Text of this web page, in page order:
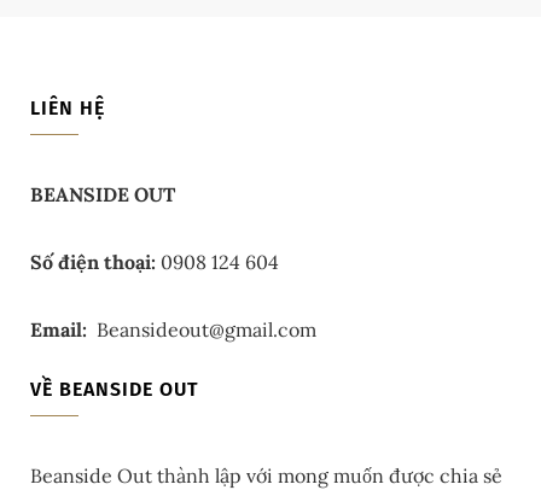
LIÊN HỆ
BEANSIDE OUT
Số điện thoại: 0908 124 604
Email: Beansideout@gmail.com
VỀ BEANSIDE OUT
Beanside Out thành lập với mong muốn được chia sẻ